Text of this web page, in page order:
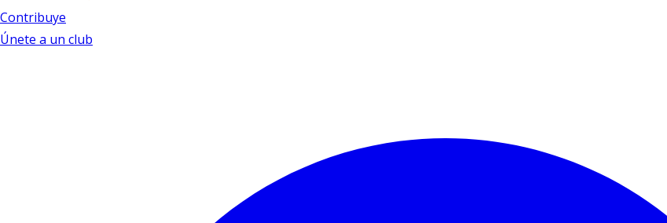
Contribuye
Únete a un club